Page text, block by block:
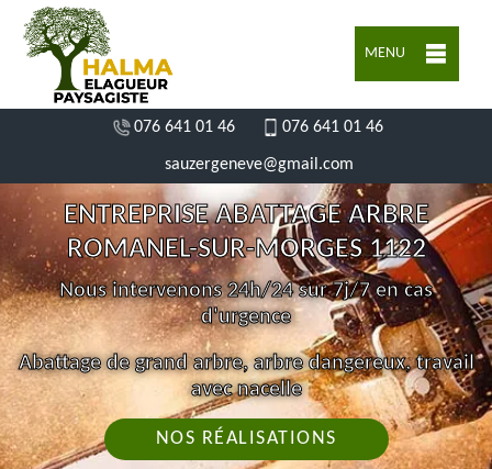
MENU
076 641 01 46 076 641 01 46
sauzergeneve@gmail.com
ENTREPRISE ABATTAGE ARBRE
ROMANEL-SUR-MORGES 1122
Nous intervenons 24h/24 sur 7j/7 en cas
d'urgence
Abattage de grand arbre, arbre dangereux, travail
avec nacelle
NOS RÉALISATIONS